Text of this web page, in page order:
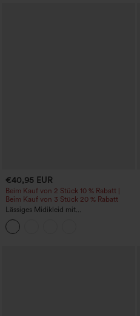
€40,95 EUR
Beim Kauf von 2 Stück 10 % Rabatt |
Beim Kauf von 3 Stück 20 % Rabatt
Lässiges Midikleid mit
Rundhalsausschnitt, integriertem BH,
ärmellos und Rüschensaum